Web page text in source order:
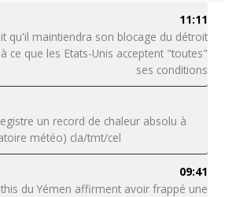
11:11
qu'il maintiendra son blocage du détroit
ce que les Etats-Unis acceptent "toutes"
ses conditions
un record de chaleur absolu à
météo) cla/tmt/cel
09:41
du Yémen affirment avoir frappé une